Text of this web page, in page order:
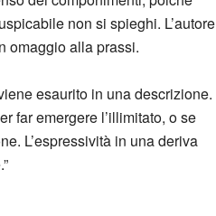
non si spieghi. L’autore
omaggio alla prassi.
esaurito in una descrizione.
far emergere l’illimitato, o se
L’espressività in una deriva